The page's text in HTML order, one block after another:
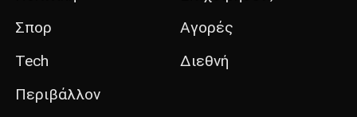
Σπορ
Tech
Περιβάλλον
Αγορές
Διεθνή